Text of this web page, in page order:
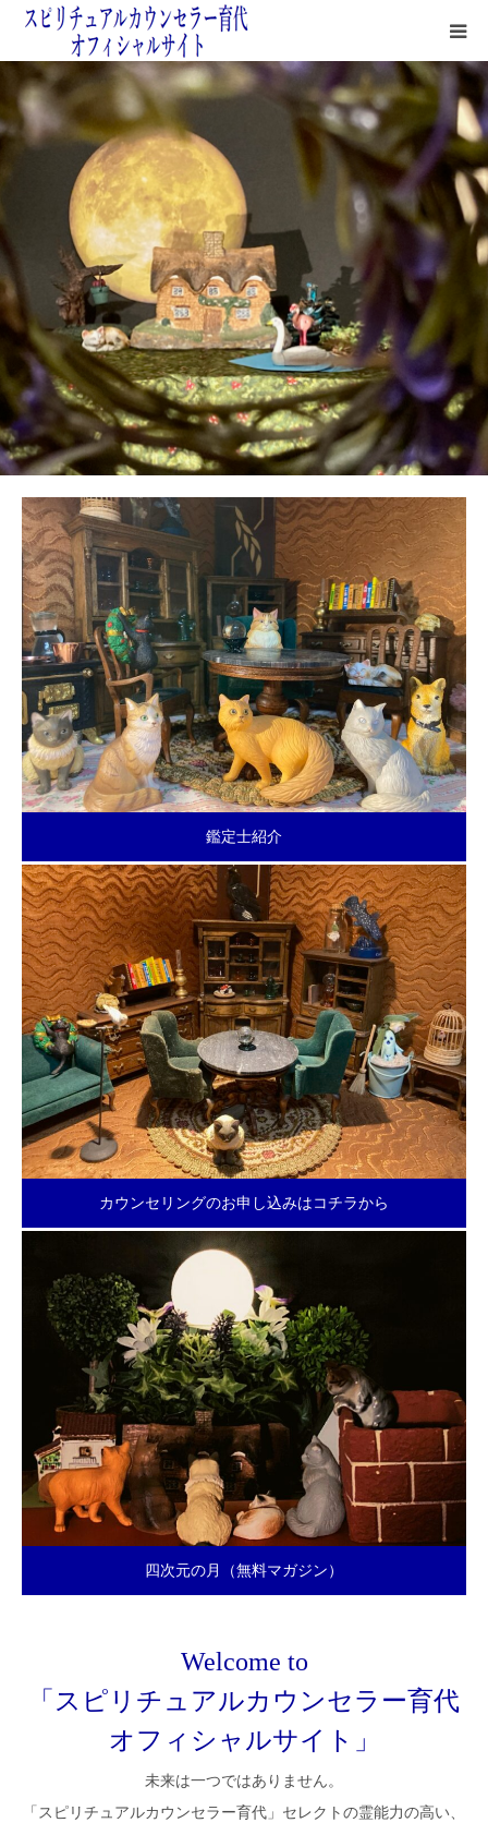
鑑定士紹介
カウンセリングのお申し込みはコチラから
四次元の月（無料マガジン）
Welcome to
「スピリチュアルカウンセラー育代
オフィシャルサイト」
未来は一つではありません。
「スピリチュアルカウンセラー育代」セレクトの霊能力の高い、
鑑定サロン紹介
鑑定方法
よくある質問＆無料占い
鑑定料金＆お支払いについて
四次元の月